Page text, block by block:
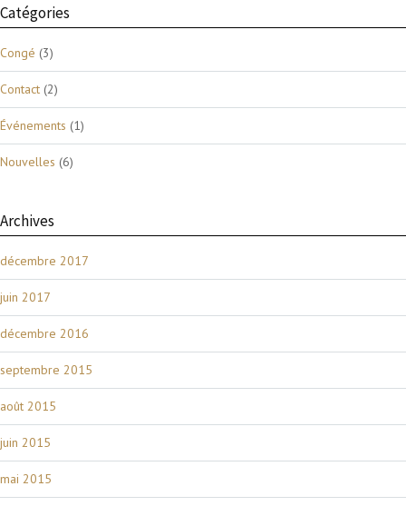
Catégories
Congé (3)
Contact (2)
Événements (1)
Nouvelles (6)
Archives
décembre 2017
juin 2017
décembre 2016
septembre 2015
août 2015
juin 2015
mai 2015